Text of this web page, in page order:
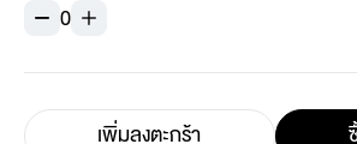
0
เพิ่มลงตะกร้า